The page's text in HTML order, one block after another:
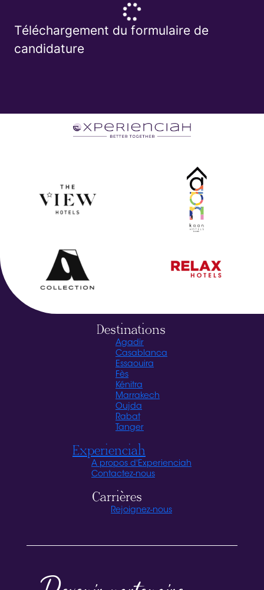
Téléchargement du formulaire de
candidature
Destinations
Agadir
Casablanca
Essaouira
Fès
Kénitra
Marrakech
Oujda
Rabat
Tanger
Experienciah
A propos d'Experienciah
Contactez-nous
Carrières
Rejoignez-nous